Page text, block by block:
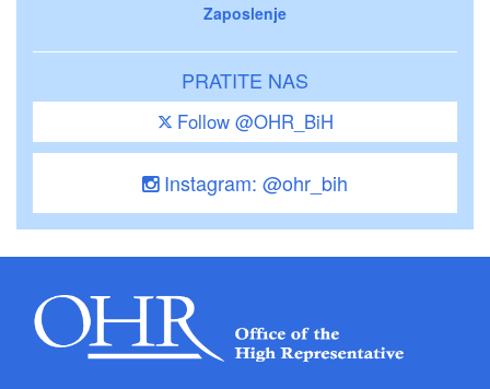
Zaposlenje
PRATITE NAS
Follow @OHR_BiH
Instagram: @ohr_bih